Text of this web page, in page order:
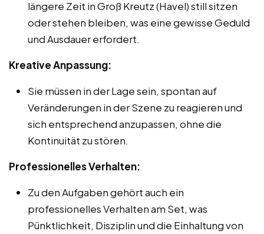
längere Zeit in Groß Kreutz (Havel) still sitzen
oder stehen bleiben, was eine gewisse Geduld
und Ausdauer erfordert.
Kreative Anpassung:
Sie müssen in der Lage sein, spontan auf
Veränderungen in der Szene zu reagieren und
sich entsprechend anzupassen, ohne die
Kontinuität zu stören.
Professionelles Verhalten:
Zu den Aufgaben gehört auch ein
professionelles Verhalten am Set, was
Pünktlichkeit, Disziplin und die Einhaltung von